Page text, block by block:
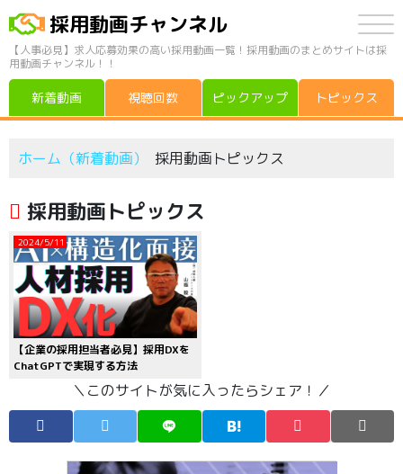
採用動画チャンネル
【人事必見】求人応募効果の高い採用動画一覧！採用動画のまとめサイトは採
用動画チャンネル！！
新着動画 視聴回数 ピックアップ トピックス
ホーム（新着動画） 採用動画トピックス
採用動画トピックス
2024/5/11
【企業の採用担当者必見】採用DXを
ChatGPTで実現する方法
＼このサイトが気に入ったらシェア！／